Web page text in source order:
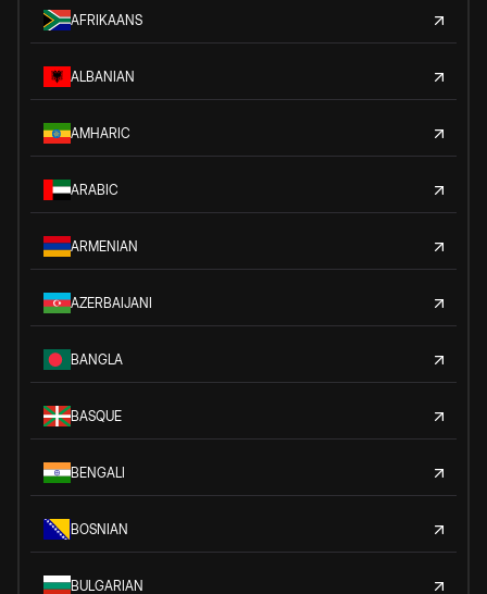
AFRIKAANS
ALBANIAN
AMHARIC
ARABIC
ARMENIAN
AZERBAIJANI
BANGLA
BASQUE
BENGALI
BOSNIAN
BULGARIAN